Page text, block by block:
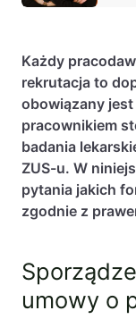
Baza wiedzy
Doradztwo
Ochrona
Planowanie
Spółki
Obsługa
Bieżące
Każdy
rekrutacja to
obowiązany
pracownikiem
badania
ZUS-u. W
pytania jakich
zgodnie z
umowy o